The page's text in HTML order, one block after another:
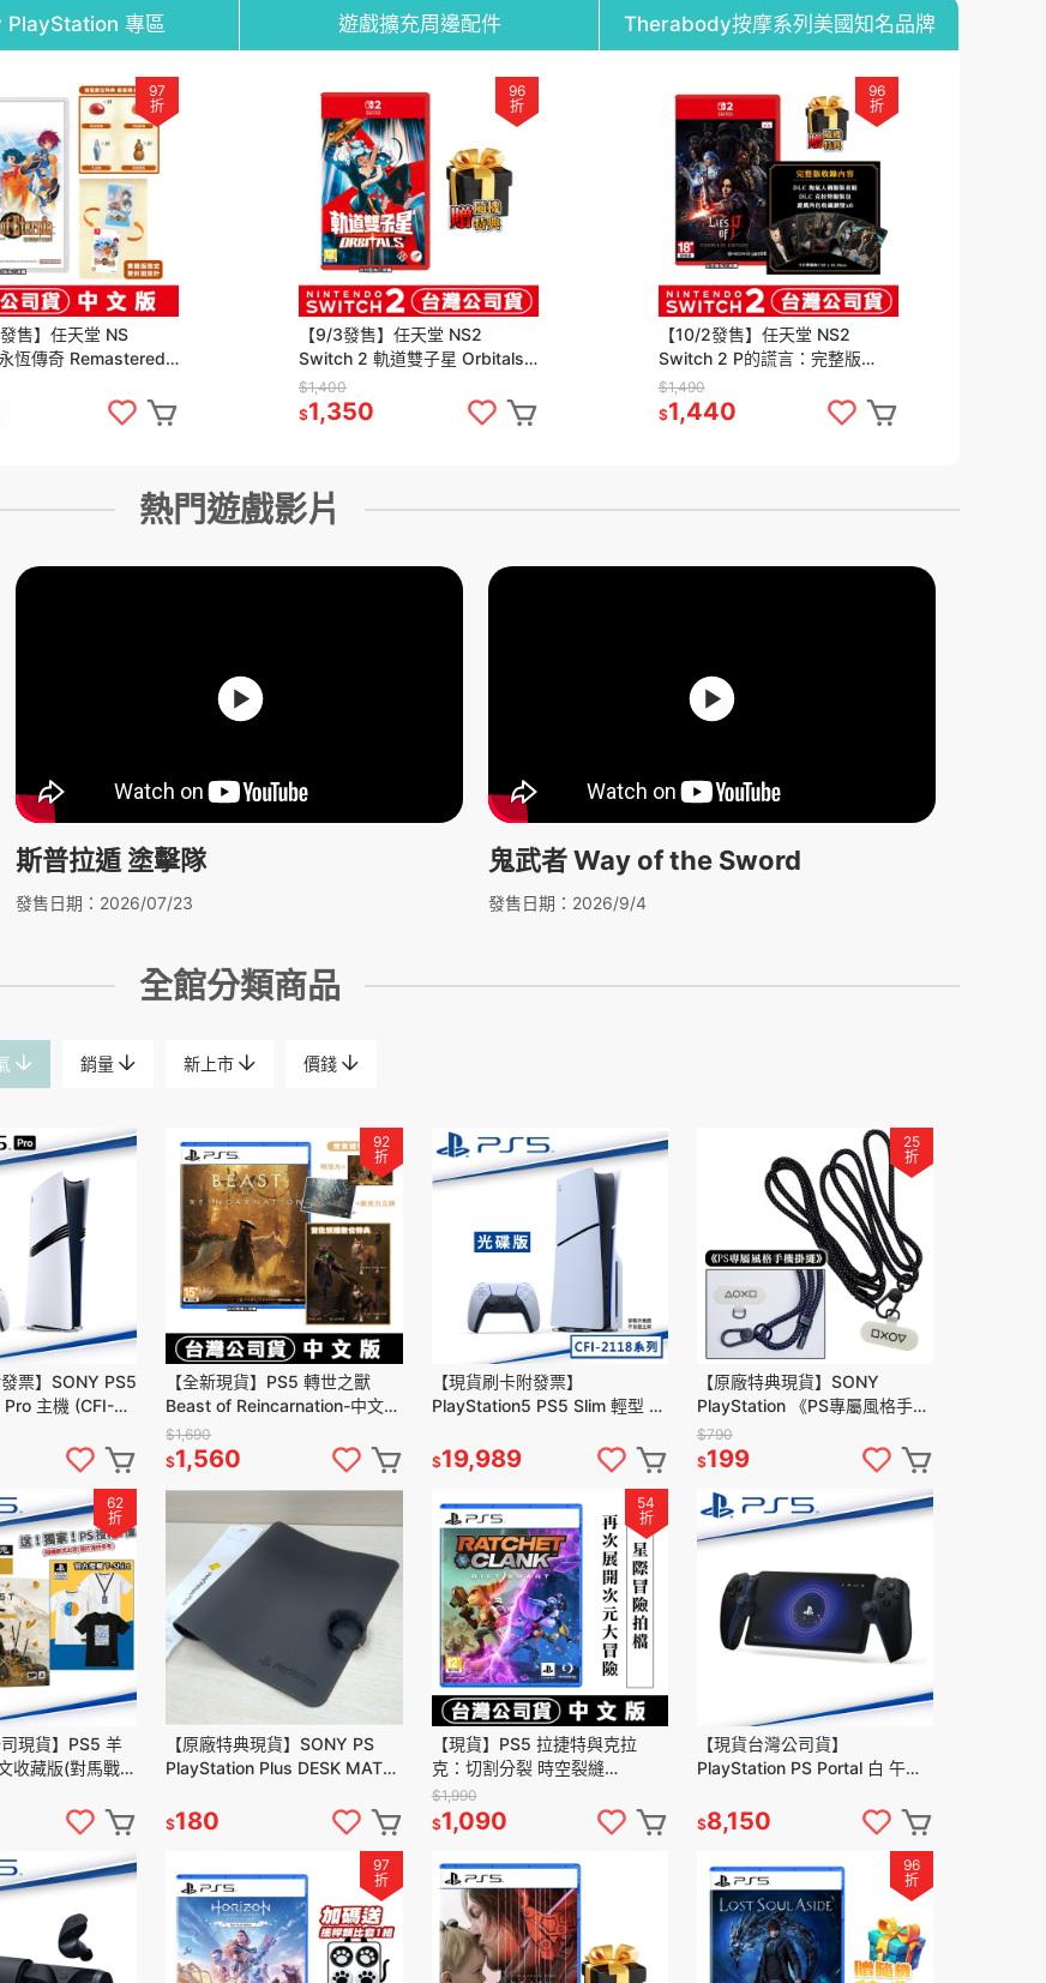
PlayStation 專區 遊戲擴充周邊配件 Therabody按摩系列美國知名品牌
97
折
發售】任天堂 NS
恆傳奇 Remastered-
遊館]雙面封面設計
96
折
【9/3發售】任天堂 NS2
Switch 2 軌道雙子星 Orbitals -
中文版 [夢遊館] 雙人協力合作遊
戲
$1,400
$1,350
96
折
【10/2發售】任天堂 NS2
Switch 2 P的謊言：完整版
(Lies of P)-中文版[夢遊館]
$1,490
$1,440
熱門遊戲影片
斯普拉遁 塗擊隊
發售日期：2026/07/23
鬼武者 Way of the Sword
發售日期：2026/9/4
全館分類商品
銷量 新上市 價錢
發票】SONY PS5
主機 (CFI-
92
折
【全新現貨】PS5 轉世之獸
Beast of Reincarnation-中文版
[夢遊館] 輪迴之獸
$1,690
$1,560
【現貨刷卡附發票】
PlayStation5 PS5 Slim 輕型 光
$19,989
25
折
【原廠特典現貨】SONY
PlayStation 《PS專屬風格手機
掛繩》手機掛繩 掛片組 背帶 頸
掛 側背
$790
$199
62
折
司現貨】PS5 羊
收藏版(對馬戰鬼
【原廠特典現貨】SONY PS
PlayStation Plus DESK MAT
$180
54
折
【現貨】PS5 拉捷特與克拉
克：切割分裂 時空裂縫
(Ratchet & Clank: Rift Apart)-
中文版
$1,990
$1,090
【現貨台灣公司貨】
PlayStation PS Portal 白 午夜
$8,150
97
折
96
折